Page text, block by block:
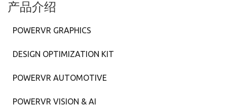
产品介绍
POWERVR GRAPHICS
DESIGN OPTIMIZATION KIT
POWERVR AUTOMOTIVE
POWERVR VISION & AI